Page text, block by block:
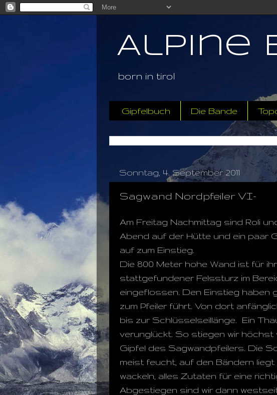
Alpine
born in tirol
Gipfelbuch Die Bande
Sonntag, 4. September 2011
Sagwand Nordpfeiler VI-
Am Freitag Nachmittag sind Roli
Abend auf der Hütte und ein paar
auf zum Einstieg.
Die 800 Meter hohe Wand ist für
stattgefundener Felssturz im
eingeflossen. Den Einstieg haben
zum Pfeiler führt. Von dort
bis zur Schlüsselseillänge. Ein
verunglückt. So stiegen wir
Gipfel des Sagwandpfeilers. Die
meist feucht, auf den Bändern
wackeln, alles Zutaten für eine
Abgestiegen sind wir dann